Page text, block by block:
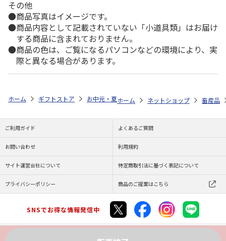
その他
商品写真はイメージです。
商品内容として記載されていない「小道具類」はお届け
する商品に含まれておりません。
商品の色は、ご覧になるパソコンなどの環境により、実
際と異なる場合があります。
ホーム ギフトストア お中元・夏ギフト特集 2026 ゆうゆうギフト
ホーム ネットショップ 畜産品
ご利用ガイド よくあるご質問
お問い合わせ 利用規約
サイト運営会社について 特定商取引法に基づく表記について
プライバシーポリシー 商品のご提案はこちら
SNSでお得な情報発信中